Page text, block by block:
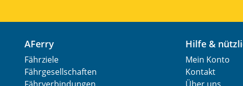
AFerry
Fährziele
Fährgesellschaften
Hilfe &
Mein Konto
Kontakt